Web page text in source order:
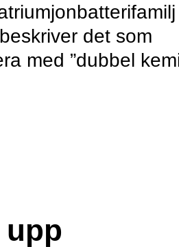
det som
med ”dubbel
upp